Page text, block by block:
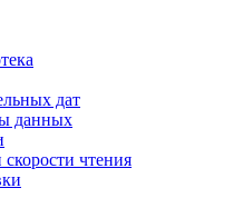
дат
данных
чтения